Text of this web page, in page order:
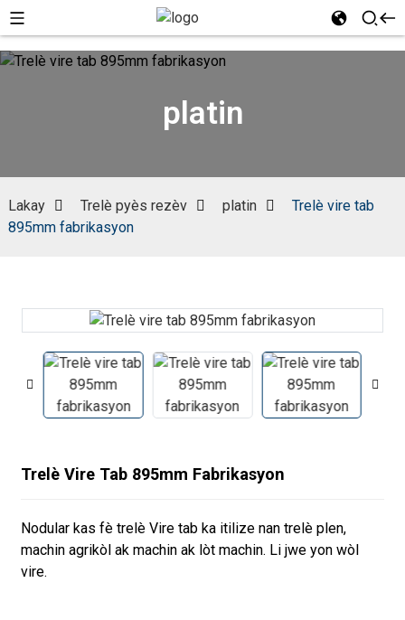
platin
Lakay Trelè pyès rezèv platin
Trelè vire tab
895mm fabrikasyon
Trelè Vire Tab 895mm Fabrikasyon
Nodular kas fè trelè Vire tab ka itilize nan trelè plen,
machin agrikòl ak machin ak lòt machin. Li jwe yon wòl
vire.